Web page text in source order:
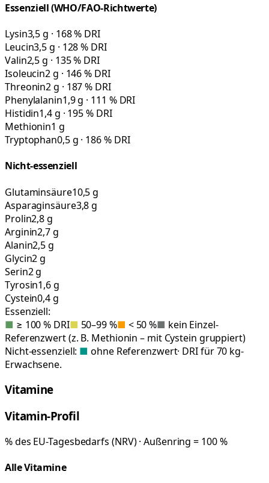
Essenziell (WHO/FAO-Richtwerte)
Lysin3,5 g · 168 % DRI
Leucin3,5 g · 128 % DRI
Valin2,5 g · 135 % DRI
Isoleucin2 g · 146 % DRI
Threonin2 g · 187 % DRI
Phenylalanin1,9 g · 111 % DRI
Histidin1,4 g · 195 % DRI
Methionin1 g
Tryptophan0,5 g · 186 % DRI
Nicht-essenziell
Glutaminsäure10,5 g
Asparaginsäure3,8 g
Prolin2,8 g
Arginin2,7 g
Alanin2,5 g
Glycin2 g
Serin2 g
Tyrosin1,6 g
Cystein0,4 g
Essenziell:
■ ≥ 100 % DRI■ 50–99 %■ < 50 %■ kein Einzel-
Referenzwert (z. B. Methionin – mit Cystein gruppiert)
Nicht-essenziell: ■ ohne Referenzwert· DRI für 70 kg-
Erwachsene.
Vitamine
Vitamin-Profil
% des EU-Tagesbedarfs (NRV) · Außenring = 100 %
Alle Vitamine